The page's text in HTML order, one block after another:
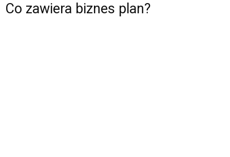
Co zawiera biznes plan?